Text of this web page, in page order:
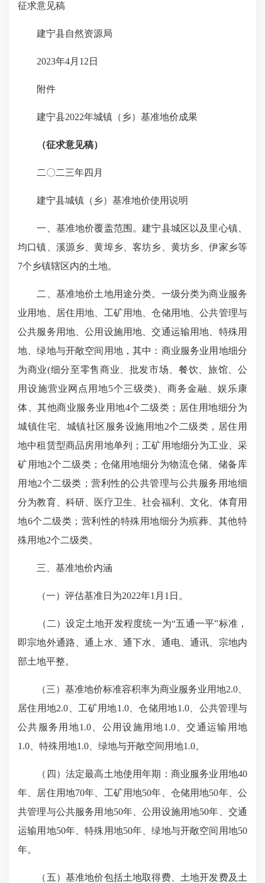
征求意见稿
建宁县自然资源局
2023年4月12日
附件
建宁县2022年城镇（乡）基准地价成果
（征求意见稿）
二〇二三年四月
建宁县城镇（乡）基准地价使用说明
一、基准地价覆盖范围。建宁县城区以及里心镇、
均口镇、溪源乡、黄埠乡、客坊乡、黄坊乡、伊家乡等
7个乡镇辖区内的土地。
二、基准地价土地用途分类。一级分类为商业服务
业用地、居住用地、工矿用地、仓储用地、公共管理与
公共服务用地、公用设施用地、交通运输用地、特殊用
地、绿地与开敞空间用地，其中：商业服务业用地细分
为商业(细分至零售商业、批发市场、餐饮、旅馆、公
用设施营业网点用地5个三级类)、商务金融、娱乐康
体、其他商业服务业用地4个二级类；居住用地细分为
城镇住宅、城镇社区服务设施用地2个二级类，居住用
地中租赁型商品房用地单列；工矿用地细分为工业、采
矿用地2个二级类；仓储用地细分为物流仓储、储备库
用地2个二级类；营利性的公共管理与公共服务用地细
分为教育、科研、医疗卫生、社会福利、文化、体育用
地6个二级类；营利性的特殊用地细分为殡葬、其他特
殊用地2个二级类。
三、基准地价内涵
（一）评估基准日为2022年1月1日。
（二）设定土地开发程度统一为“五通一平”标准，
即宗地外通路、通上水、通下水、通电、通讯、宗地内
部土地平整。
（三）基准地价标准容积率为商业服务业用地2.0、
居住用地2.0、工矿用地1.0、仓储用地1.0、公共管理与
公共服务用地1.0、公用设施用地1.0、交通运输用地
1.0、特殊用地1.0、绿地与开敞空间用地1.0。
（四）法定最高土地使用年期：商业服务业用地40
年、居住用地70年、工矿用地50年、仓储用地50年、公
共管理与公共服务用地50年、公用设施用地50年、交通
运输用地50年、特殊用地50年、绿地与开敞空间用地50
年。
（五）基准地价包括土地取得费、土地开发费及土